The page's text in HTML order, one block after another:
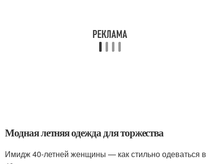
Модная летняя одежда для торжества
Имидж 40-летней женщины — как стильно одеваться в